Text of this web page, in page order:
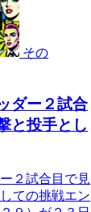
その
ダー２試合
と投手とし
２試合目で見
ての挑戦エン